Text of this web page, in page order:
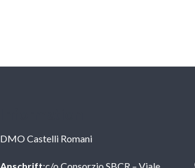
DMO Castelli Romani